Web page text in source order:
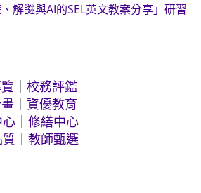
解謎與AI的SEL英文教案分享」研習
校務評鑑
資優教育
修繕中心
教師甄選